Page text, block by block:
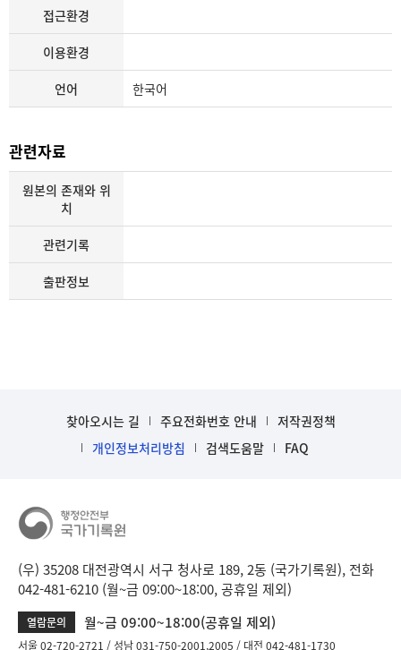
접근환경
이용환경
언어 한국어
관련자료
원본의 존재와 위
치
관련기록
출판정보
찾아오시는 길 주요전화번호 안내
저작권정책
개인정보처리방침
검색도움말 FAQ
(우) 35208 대전광역시 서구 청사로 189, 2동 (국가기록원), 전화
042-481-6210 (월~금 09:00~18:00, 공휴일 제외)
열람문의 월~금 09:00~18:00(공휴일 제외)
서울 02-720-2721 성남 031-750-2001,2005 대전 042-481-1730